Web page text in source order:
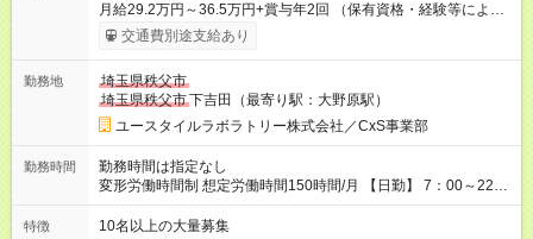
月給29.2万円～36.5万円+賞与年2回 （保有資格・経験等により
変動） 【無資格の方の入社後のモデル月収】 ［入社］ 無資
格・未経験／月収22.9万円 ［半年～1年］ 実務者研修取得／
30.2万円 ［入社3年目以降］ ジュニアコーディネー／月収
36.5万円以上 ※経験・能力等を考慮。 【試用期間】試用期間あ
り 試用期間の長さ：2ヶ月 雇用形態、給与は本採用時と同じで
す。
交通費別途支給あり
勤務地
埼玉県秩父市
埼玉県秩父市下吉田（最寄り駅：大野原駅）
ユースタイルラボラトリー株式会社／CxS事業部
勤務時間
勤務時間は指定なし
変形労働時間制 想定労働時間150時間/月 【日勤】 7：00～22：
00の間で7.5時間勤務／休憩1時間 【夜勤】 17：00～翌10：00
の15時間勤務／休憩２時間 ※勤務時間は各施設のシフトによる
特徴 10名以上の大量募集